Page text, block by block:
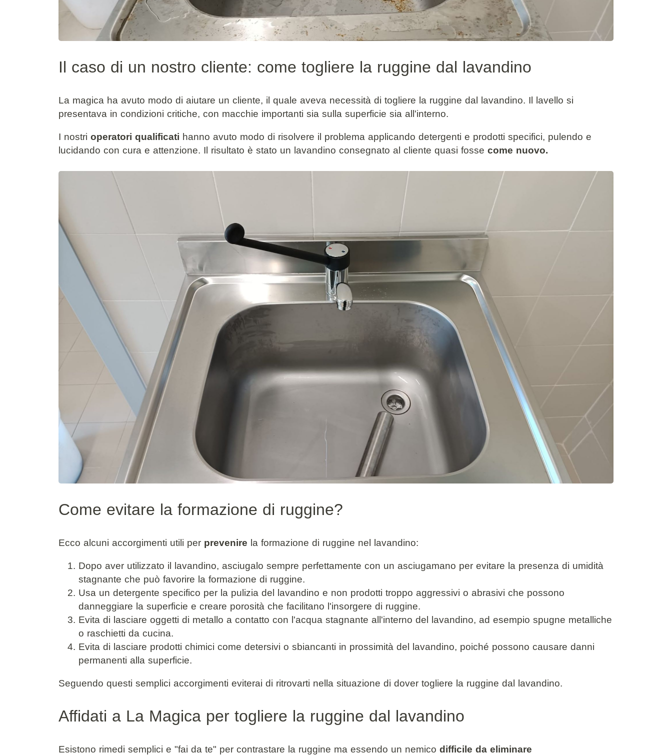
Il caso di un nostro cliente: come togliere la ruggine dal lavandino
La magica ha avuto modo di aiutare un cliente, il quale aveva necessità di togliere la ruggine dal lavandino. Il lavello si
presentava in condizioni critiche, con macchie importanti sia sulla superficie sia all'interno.
I nostri operatori qualificati hanno avuto modo di risolvere il problema applicando detergenti e prodotti specifici, pulendo e
lucidando con cura e attenzione. Il risultato è stato un lavandino consegnato al cliente quasi fosse come nuovo.
Come evitare la formazione di ruggine?
Ecco alcuni accorgimenti utili per prevenire la formazione di ruggine nel lavandino:
Dopo aver utilizzato il lavandino, asciugalo sempre perfettamente con un asciugamano per evitare la presenza di umidità
stagnante che può favorire la formazione di ruggine.
Usa un detergente specifico per la pulizia del lavandino e non prodotti troppo aggressivi o abrasivi che possono
danneggiare la superficie e creare porosità che facilitano l'insorgere di ruggine.
Evita di lasciare oggetti di metallo a contatto con l'acqua stagnante all'interno del lavandino, ad esempio spugne metalliche
o raschietti da cucina.
Evita di lasciare prodotti chimici come detersivi o sbiancanti in prossimità del lavandino, poiché possono causare danni
permanenti alla superficie.
Seguendo questi semplici accorgimenti eviterai di ritrovarti nella situazione di dover togliere la ruggine dal lavandino.
Affidati a La Magica per togliere la ruggine dal lavandino
Esistono rimedi semplici e "fai da te" per contrastare la ruggine ma essendo un nemico difficile da eliminare